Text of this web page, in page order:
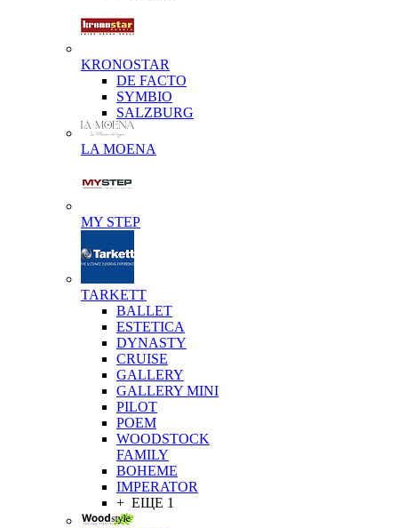
KRONOSTAR
DE FACTO
SYMBIO
SALZBURG
LA MOENA
MY STEP
TARKETT
BALLET
ESTETICA
DYNASTY
CRUISE
GALLERY
GALLERY MINI
PILOT
POEM
WOODSTOCK
FAMILY
BOHEME
IMPERATOR
+ ЕЩЕ 1